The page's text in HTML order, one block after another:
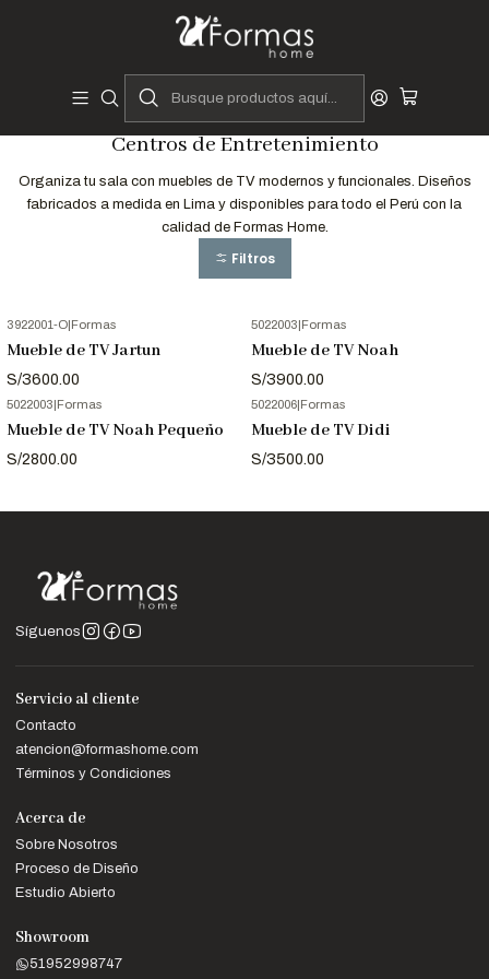
Diseñadores y Fabricantes Peruanos
Muebles de Sala
Almacenamiento
Centros de Entretenimiento
Centros de Entretenimiento
Organiza tu sala con muebles de TV modernos y funcionales. Diseños
fabricados a medida en Lima y disponibles para todo el Perú con la
calidad de Formas Home.
Filtros
3922001-O|Formas
Mueble de TV Jartun
S/3600.00
5022003|Formas
Mueble de TV Noah
S/3900.00
5022003|Formas
Mueble de TV Noah Pequeño
S/2800.00
5022006|Formas
Mueble de TV Didi
S/3500.00
Síguenos
Servicio al cliente
Contacto
atencion@formashome.com
Términos y Condiciones
Acerca de
Sobre Nosotros
Proceso de Diseño
Estudio Abierto
Showroom
51952998747